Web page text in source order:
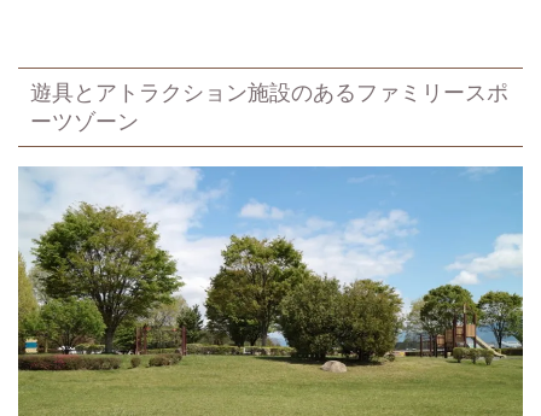
遊具とアトラクション施設のあるファミリースポ
ーツゾーン